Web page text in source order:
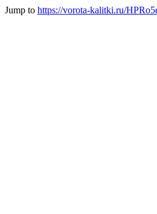
Jump to https://vorota-kalitki.ru/